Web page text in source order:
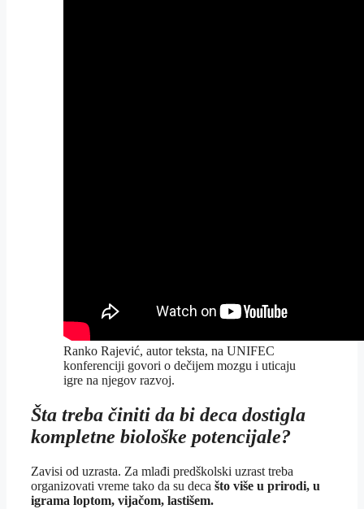
Ranko Rajević, autor teksta, na UNIFEC
konferenciji govori o dečijem mozgu i uticaju
igre na njegov razvoj.
Šta treba činiti da bi deca dostigla
kompletne biološke potencijale?
Zavisi od uzrasta. Za mlađi predškolski uzrast treba
organizovati vreme tako da su deca što više u prirodi, u
igrama loptom, vijačom, lastišem.